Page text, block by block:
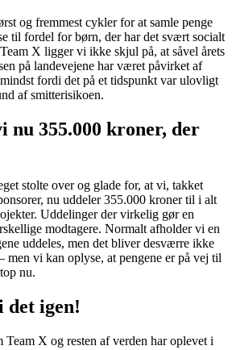
og fremmest cykler for at samle penge
til fordel for børn, der har det svært socialt
X ligger vi ikke skjul på, at såvel årets
på landevejene har været påvirket af
fordi det på et tidspunkt var ulovligt
af smitterisikoen.
nu 355.000 kroner, der
stolte over og glade for, at vi, takket
nu uddeler 355.000 kroner til i alt
Uddelinger der virkelig gør en
modtagere. Normalt afholder vi en
uddeles, men det bliver desværre ikke
men vi kan oplyse, at pengene er på vej til
nu.
det igen!
Team X og resten af verden har oplevet i